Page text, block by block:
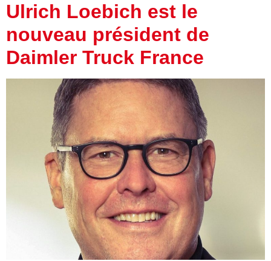
Ulrich Loebich est le
nouveau président de
Daimler Truck France